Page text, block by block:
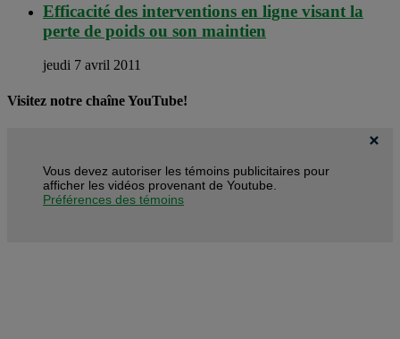
Efficacité des interventions en ligne visant la
perte de poids ou son maintien
jeudi 7 avril 2011
Visitez notre chaîne YouTube!
Vous devez autoriser les témoins publicitaires pour
afficher les vidéos provenant de Youtube.
Préférences des témoins